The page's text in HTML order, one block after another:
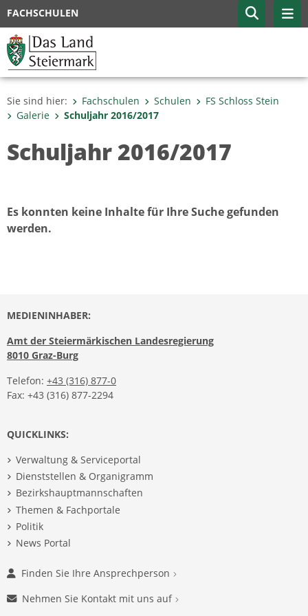
FACHSCHULEN
Sie sind hier: Fachschulen Schulen
FS Schloss Stein
Galerie
Schuljahr 2016/2017
Schuljahr 2016/2017
Es konnten keine Inhalte für Ihre Suche gefunden
werden.
MEDIENINHABER:
Amt der Steiermärkischen Landesregierung
8010 Graz-Burg
Telefon: +43 (316) 877-0
Fax: +43 (316) 877-2294
QUICKLINKS:
Verwaltung & Serviceportal
Dienststellen & Organigramm
Bezirkshauptmannschaften
Themen & Fachportale
Politik
News Portal
Finden Sie Ihre Ansprechperson
Nehmen Sie Kontakt mit uns auf